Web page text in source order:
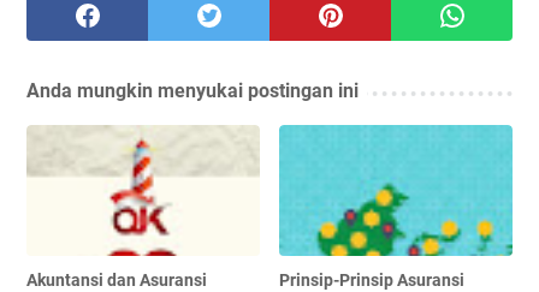
Anda mungkin menyukai postingan ini
Akuntansi dan Asuransi
Prinsip-Prinsip Asuransi